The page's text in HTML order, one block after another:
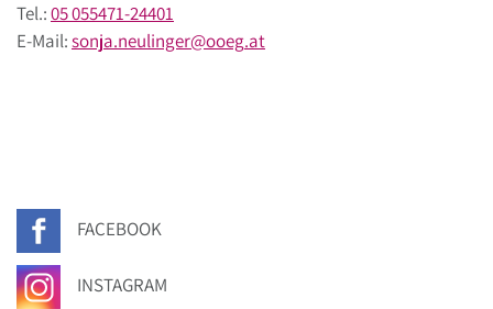
Tel.:05 055471-24401
E-Mail:sonja.neulinger@ooeg.at
FACEBOOK
INSTAGRAM